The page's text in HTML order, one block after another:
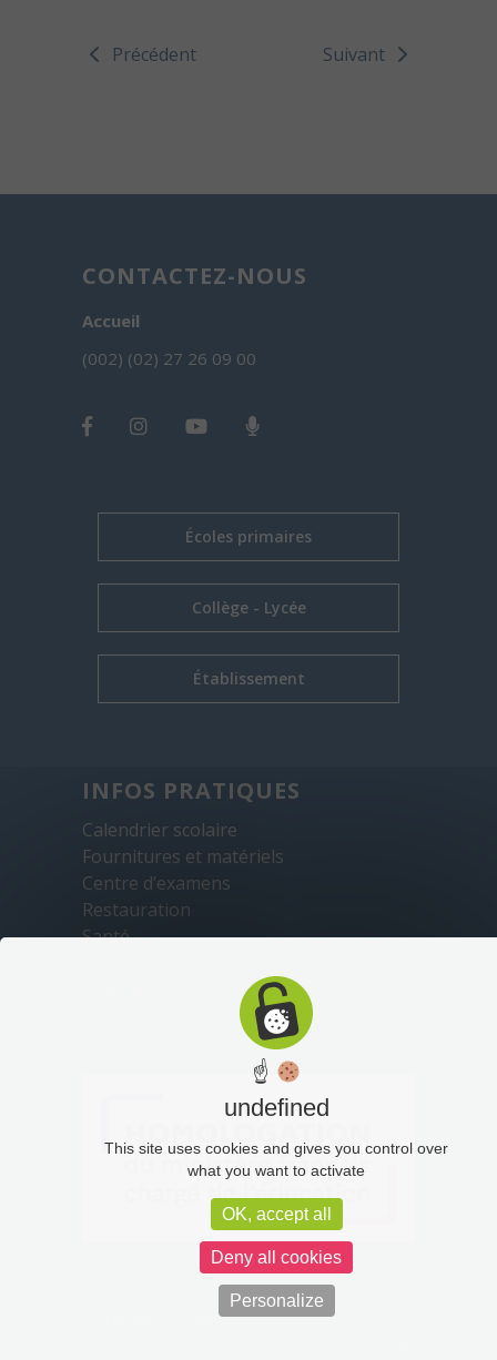
Précédent Suivant
CONTACTEZ-NOUS
Accueil
(002) (02) 27 26 09 00
Écoles primaires
Collège - Lycée
Établissement
INFOS PRATIQUES
Calendrier scolaire
Fournitures et matériels
Centre d’examens
Restauration
Santé
Mentions légales
☝
undefined
This site uses cookies and gives you control over
what you want to activate
OK, accept all
Deny all cookies
Personalize